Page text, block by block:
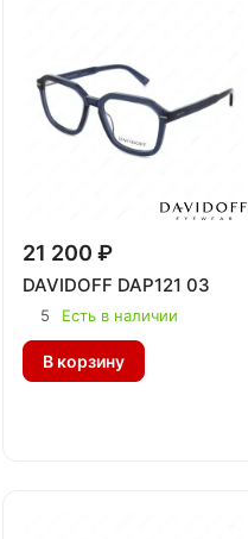
21 200 ₽
DAVIDOFF DAP121 03
5 Есть в наличии
В корзину